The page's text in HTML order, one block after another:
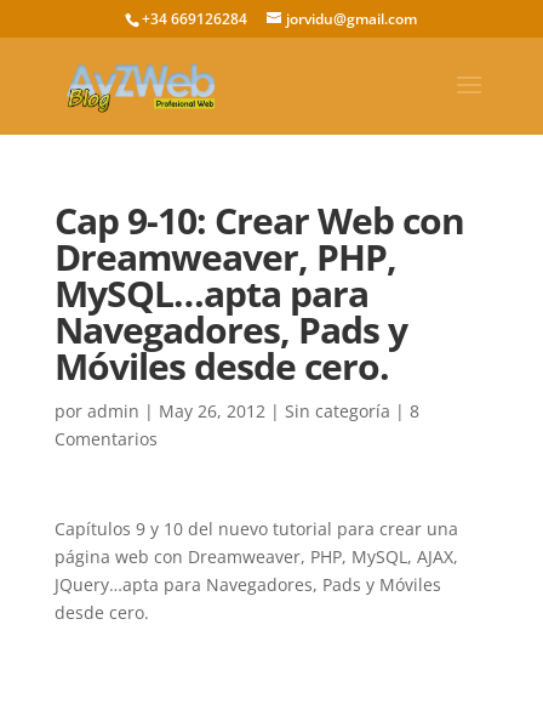
+34 669126284 jorvidu@gmail.com
Cap 9-10: Crear Web con
Dreamweaver, PHP,
MySQL…apta para
Navegadores, Pads y
Móviles desde cero.
por admin | May 26, 2012| Sin categoría | 8
Comentarios
Capítulos 9 y 10 del nuevo tutorial para crear una
página web con Dreamweaver, PHP, MySQL, AJAX,
JQuery…apta para Navegadores, Pads y Móviles
desde cero.